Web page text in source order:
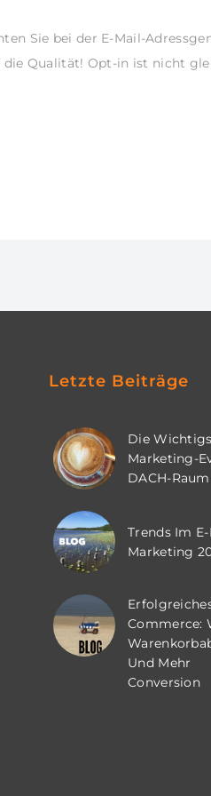
Sie bei der E-Mail-
Qualität! Opt-in ist nicht
Letzte Beiträge
Die
Marketing-
DACH-
Trends Im
Marketing
Commerce:
Und Mehr
Conversion